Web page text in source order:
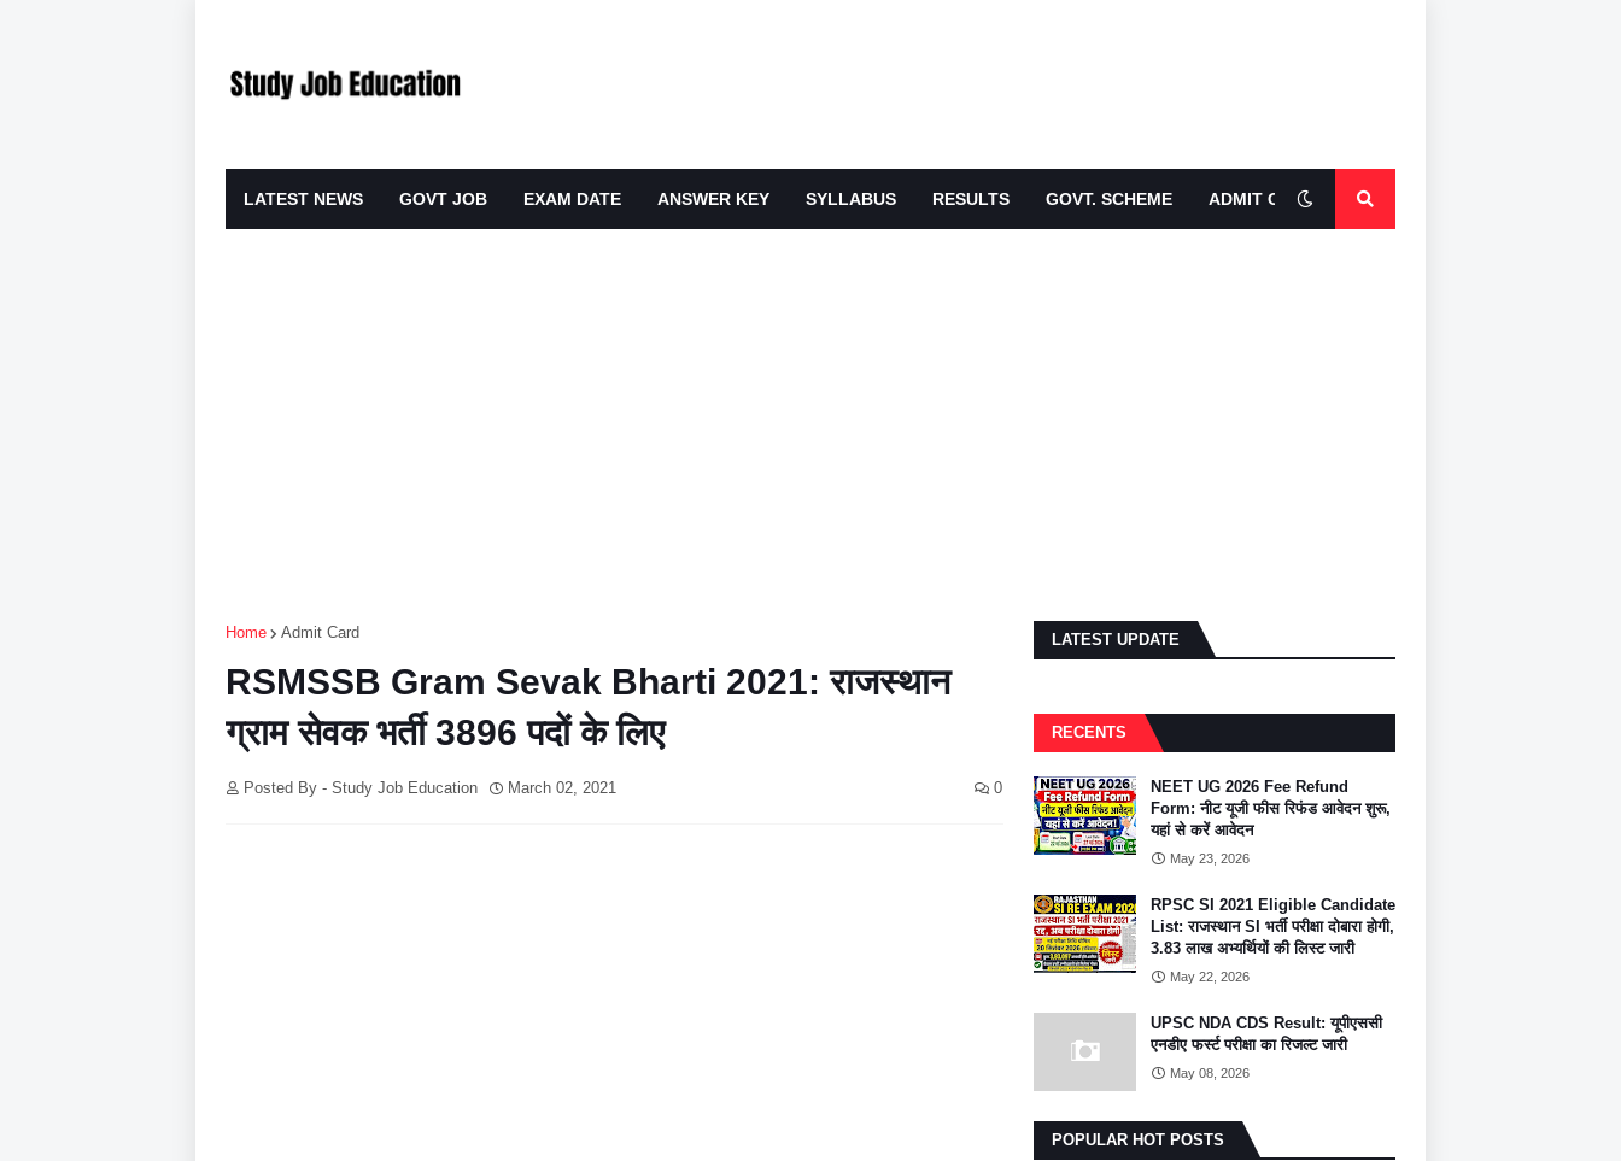
LATEST NEWS GOVT JOB EXAM DATE ANSWER KEY SYLLABUS RESULTS GOVT. SCHEME ADMIT CARDS
Home Admit Card
RSMSSB Gram Sevak Bharti 2021: राजस्थान
ग्राम सेवक भर्ती 3896 पदों के लिए
Posted By - Study Job Education March 02, 2021 0
LATEST UPDATE
RECENTS
NEET UG 2026 Fee Refund
Form: नीट यूजी फीस रिफंड आवेदन शुरू,
यहां से करें आवेदन
May 23, 2026
RPSC SI 2021 Eligible Candidate
List: राजस्थान SI भर्ती परीक्षा दोबारा होगी,
3.83 लाख अभ्यर्थियों की लिस्ट जारी
May 22, 2026
UPSC NDA CDS Result: यूपीएससी
एनडीए फर्स्ट परीक्षा का रिजल्ट जारी
May 08, 2026
POPULAR HOT POSTS